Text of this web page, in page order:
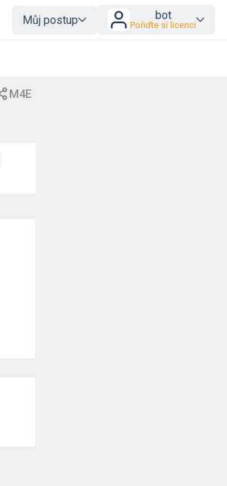
Můj postup bot
Pořiďte si licenci